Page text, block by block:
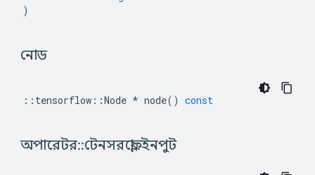
)
নোড
:: tensorflow ::Node * node() const
অপারেটর::টেনসরফ্লো::ইনপুট